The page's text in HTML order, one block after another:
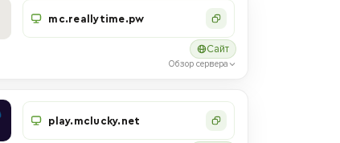
mc.reallytime.pw
Сайт
Обзор сервера
play.mclucky.net